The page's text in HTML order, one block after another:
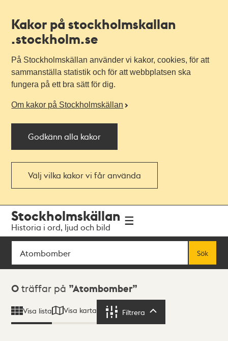
Kakor på stockholmskallan
.stockholm.se
På Stockholmskällan använder vi kakor, cookies, för att
sammanställa statistik och för att webbplatsen ska
fungera på ett bra sätt för dig.
Om kakor på Stockholmskällan
Godkänn alla kakor
Välj vilka kakor vi får använda
navigationen
huvudinnehållet
Stockholmskällan
Historia i ord, ljud och bild
Sök
Sök
Sökresultat
0 träffar på Atombomber
Visa lista Visa karta Filtrera